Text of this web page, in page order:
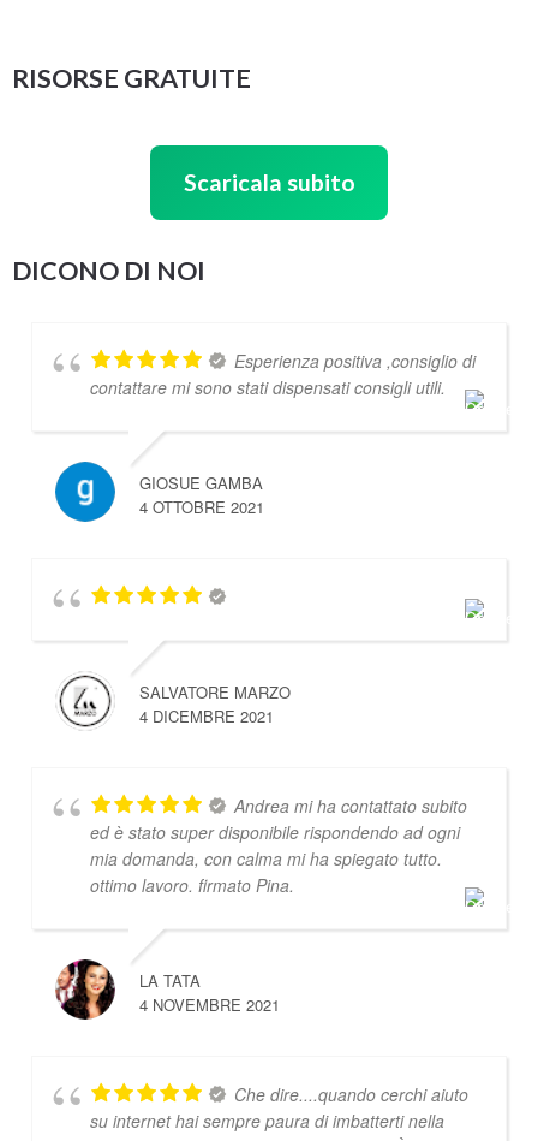
RISORSE GRATUITE
Scaricala subito
DICONO DI NOI
Esperienza positiva ,consiglio di
contattare mi sono stati dispensati consigli utili.
GIOSUE GAMBA
4 OTTOBRE 2021
SALVATORE MARZO
4 DICEMBRE 2021
Andrea mi ha contattato subito
ed è stato super disponibile rispondendo ad ogni
mia domanda, con calma mi ha spiegato tutto.
ottimo lavoro. firmato Pina.
LA TATA
4 NOVEMBRE 2021
Che dire....quando cerchi aiuto
su internet hai sempre paura di imbatterti nella